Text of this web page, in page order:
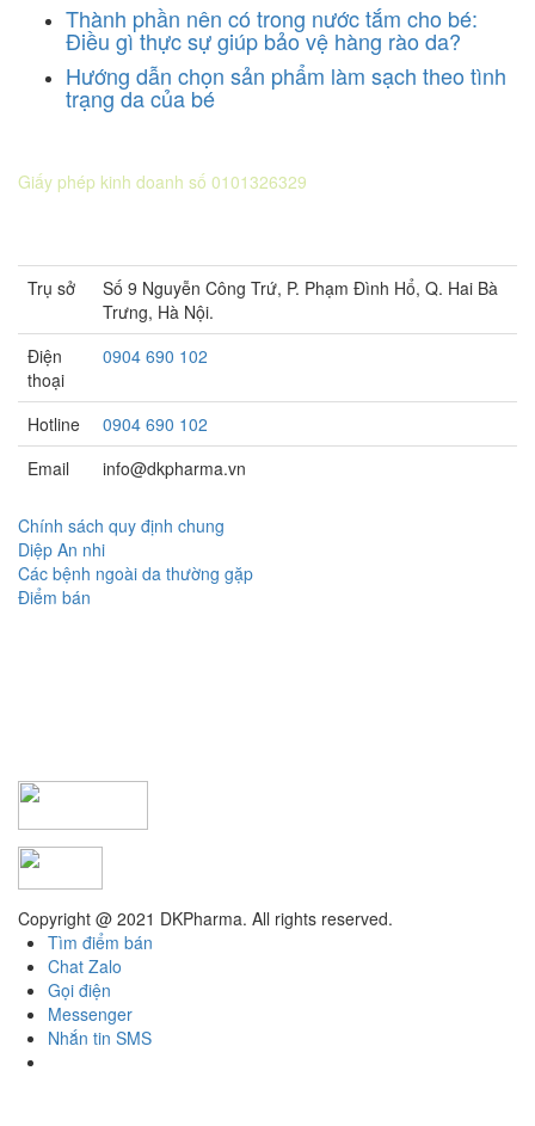
Thành phần nên có trong nước tắm cho bé:
Điều gì thực sự giúp bảo vệ hàng rào da?
Hướng dẫn chọn sản phẩm làm sạch theo tình
trạng da của bé
Giấy phép kinh doanh số 0101326329
Trụ sở
Số 9 Nguyễn Công Trứ, P. Phạm Đình Hổ, Q. Hai Bà
Trưng, Hà Nội.
Điện
thoại
0904 690 102
Hotline
0904 690 102
Email
info@dkpharma.vn
Chính sách quy định chung
Diệp An nhi
Các bệnh ngoài da thường gặp
Điểm bán
Copyright @ 2021 DKPharma. All rights reserved.
Tìm điểm bán
Chat Zalo
Gọi điện
Messenger
Nhắn tin SMS